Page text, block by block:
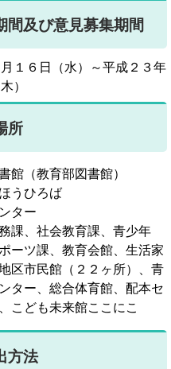
間及び意見募集期間
１６日（水）～平成２３年
）
所
館（教育部図書館）
うひろば
ター
課、社会教育課、青少年
ーツ課、教育会館、生活家
区市民館（２２ヶ所）、青
ター、総合体育館、配本セ
こども未来館ここにこ
方法